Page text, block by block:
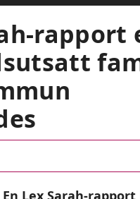
rapport
En Lex Sarah-